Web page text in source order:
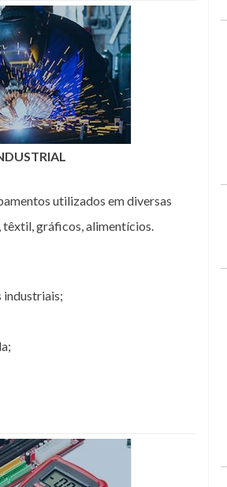
utilizados em diversas
têxtil, gráficos, alimentícios.
industriais;